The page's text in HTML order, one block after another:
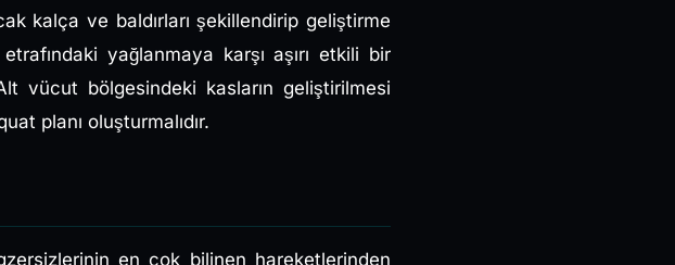
kalça ve baldırları şekillendirip geliştirme
yağlanmaya karşı aşırı etkili bir
vücut bölgesindeki kasların geliştirilmesi
planı oluşturmalıdır.
en çok bilinen hareketlerinden